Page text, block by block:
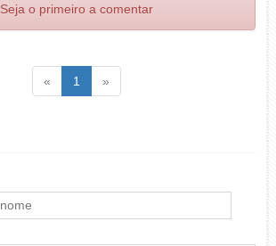
Seja o primeiro a comentar
« Voltar1 (atual)
»